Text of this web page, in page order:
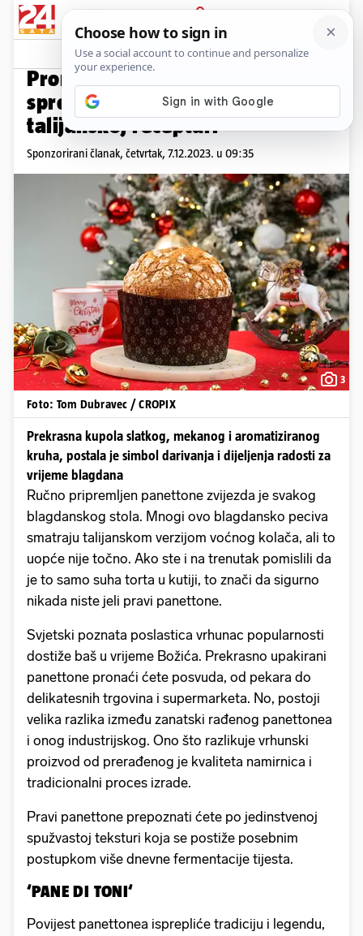
PRIJAVA
Promo sadržaj
Pronašli smo panettone
spreman po tradicionalnoj
talijanskoj recepturi
Sponzorirani članak, četvrtak, 7.12.2023. u 09:35
3
Foto: Tom Dubravec / CROPIX
Prekrasna kupola slatkog, mekanog i aromatiziranog
kruha, postala je simbol darivanja i dijeljenja radosti za
vrijeme blagdana
Ručno pripremljen panettone zvijezda je svakog
blagdanskog stola. Mnogi ovo blagdansko peciva
smatraju talijanskom verzijom voćnog kolača, ali to
uopće nije točno. Ako ste i na trenutak pomislili da
je to samo suha torta u kutiji, to znači da sigurno
nikada niste jeli pravi panettone.
Svjetski poznata poslastica vrhunac popularnosti
dostiže baš u vrijeme Božića. Prekrasno upakirani
panettone pronaći ćete posvuda, od pekara do
delikatesnih trgovina i supermarketa. No, postoji
velika razlika između zanatski rađenog panettonea
i onog industrijskog. Ono što razlikuje vrhunski
proizvod od prerađenog je kvaliteta namirnica i
tradicionalni proces izrade.
Pravi panettone prepoznati ćete po jedinstvenoj
spužvastoj teksturi koja se postiže posebnim
postupkom više dnevne fermentacije tijesta.
‘PANE DI TONI‘
Povijest panettonea isprepliće tradiciju i legendu,